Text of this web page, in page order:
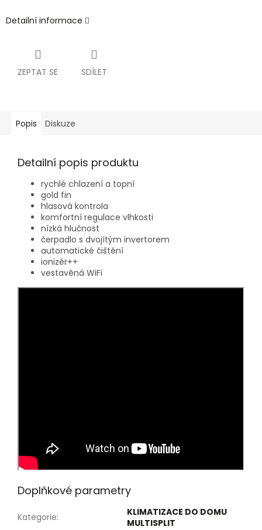
Detailní informace
ZEPTAT SE SDÍLET
Popis Diskuze
Detailní popis produktu
rychlé chlazení a topní
gold fin
hlasová kontrola
komfortní regulace vlhkosti
nízká hlučnost
čerpadlo s dvojítým invertorem
automatické čištění
ionizér++
vestavěná WiFi
Doplňkové parametry
Kategorie:
KLIMATIZACE DO DOMU
MULTISPLIT